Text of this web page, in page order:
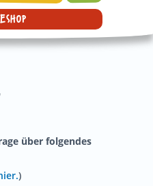
über folgendes
)